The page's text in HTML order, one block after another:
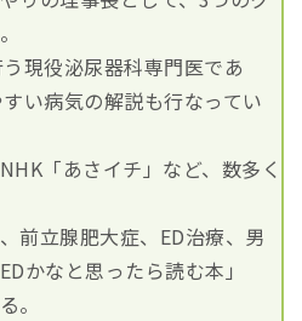
現役泌尿器科専門医であ
い病気の解説も行なってい
「あさイチ」など、数多く
前立腺肥大症、ED治療、男
かなと思ったら読む本」
。